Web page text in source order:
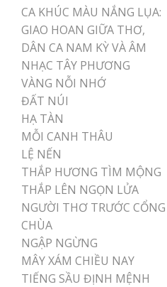
CA KHÚC MÀU NẮNG LỤA:
GIAO HOAN GIỮA THƠ,
DÂN CA NAM KỲ VÀ ÂM
NHẠC TÂY PHƯƠNG
VÀNG NỖI NHỚ
ĐẤT NÚI
HẠ TÀN
MỖI CANH THÂU
LỆ NẾN
THẮP HƯƠNG TÌM MỘNG
THẮP LÊN NGỌN LỬA
NGƯỜI THƠ TRƯỚC CỔNG
CHÙA
NGẬP NGỪNG
MÂY XÁM CHIỀU NAY
TIẾNG SẦU ĐỊNH MỆNH